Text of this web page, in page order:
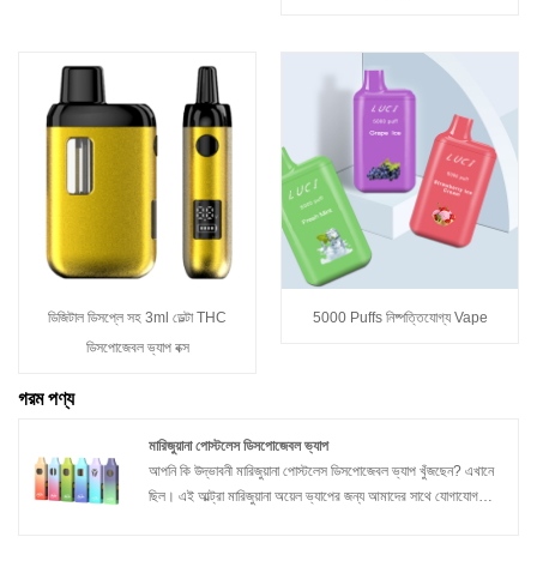
ডিজিটাল ডিসপ্লে সহ 3ml ডেল্টা THC
ডিসপোজেবল ভ্যাপ বক্স
5000 Puffs নিষ্পত্তিযোগ্য Vape
গরম পণ্য
মারিজুয়ানা পোস্টলেস ডিসপোজেবল ভ্যাপ
আপনি কি উদ্ভাবনী মারিজুয়ানা পোস্টলেস ডিসপোজেবল ভ্যাপ খুঁজছেন? এখানে
ছিল। এই আল্ট্রা মারিজুয়ানা অয়েল ভ্যাপের জন্য আমাদের সাথে যোগাযোগ